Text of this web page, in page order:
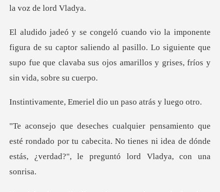
Instalar APP
u captor saliendo al pasillo. Lo siguiente que
supo fue que clava
eriel dio un paso a
rondado por tu cabecita. No tienes ni idea de dónde
est